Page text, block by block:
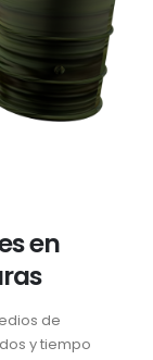
en
de
y tiempo